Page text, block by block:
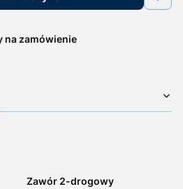
na zamówienie
Zawór 2-drogowy